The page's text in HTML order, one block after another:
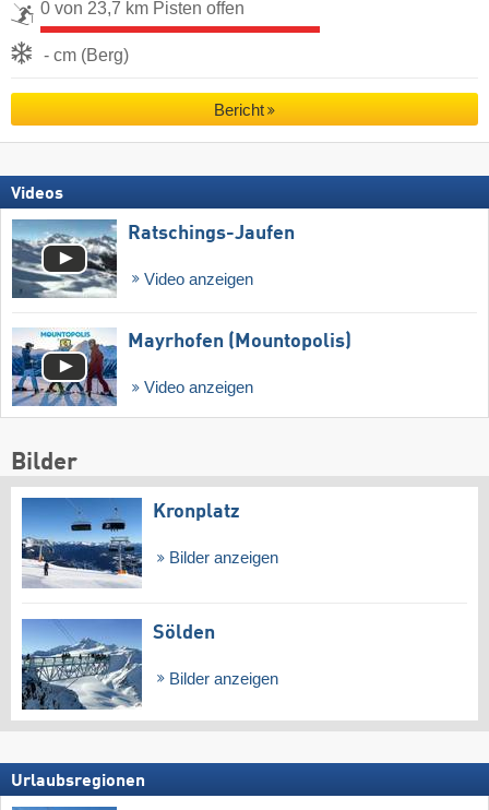
0 von 23,7 km Pisten offen
- cm (Berg)
Bericht
Videos
Ratschings-Jaufen
Video anzeigen
Mayrhofen (Mountopolis)
Video anzeigen
Bilder
Kronplatz
Bilder anzeigen
Sölden
Bilder anzeigen
Urlaubsregionen